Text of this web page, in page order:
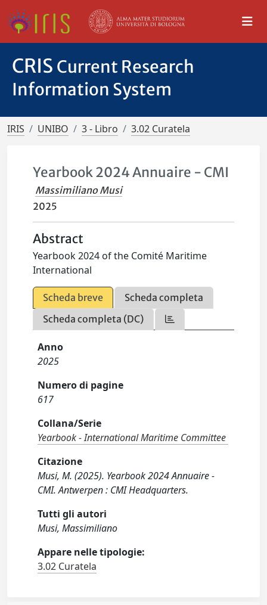
CRIS Current Research
Information System
IRIS UNIBO 3 - Libro 3.02 Curatela
Yearbook 2024 Annuaire - CMI
Massimiliano Musi
2025
Abstract
Yearbook 2024 of the Comité Maritime
International
Scheda breve
Scheda completa
Scheda completa (DC)
Anno
2025
Numero di pagine
617
Collana/Serie
Yearbook - International Maritime Committee
Citazione
Musi, M. (2025). Yearbook 2024 Annuaire -
CMI. Antwerpen : CMI Headquarters.
Tutti gli autori
Musi, Massimiliano
Appare nelle tipologie:
3.02 Curatela